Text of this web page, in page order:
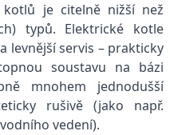
kotlů je citelně nižší než
typů. Elektrické kotle
levnější servis – prakticky
soustavu na bázi
mnohem jednodušší
rušivě (jako např.
vedení).